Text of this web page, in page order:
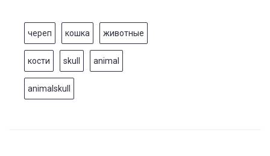
череп кошка животные
кости skull animal
animalskull